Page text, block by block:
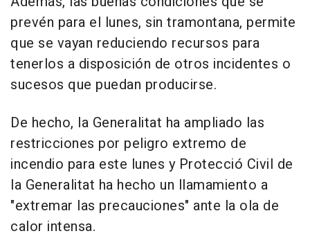
prevén para el lunes, sin tramontana, permite
que se vayan reduciendo recursos para
tenerlos a disposición de otros incidentes o
sucesos que puedan producirse.
De hecho, la Generalitat ha ampliado las
restricciones por peligro extremo de
incendio para este lunes y Protecció Civil de
la Generalitat ha hecho un llamamiento a
"extremar las precauciones" ante la ola de
calor intensa.